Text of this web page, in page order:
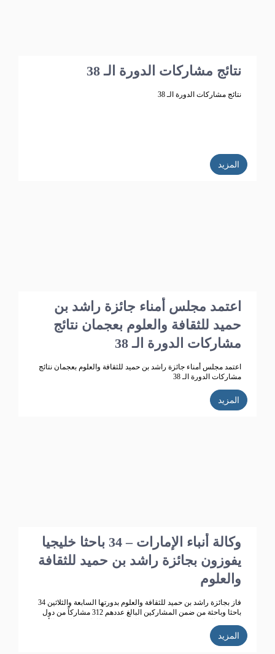
نتائج مشاركات الدورة الـ 38
نتائج مشاركات الدورة الـ 38
المزيد
اعتمد مجلس أمناء جائزة راشد بن
حميد للثقافة والعلوم بعجمان نتائج
مشاركات الدورة الـ 38
اعتمد مجلس أمناء جائزة راشد بن حميد للثقافة والعلوم بعجمان نتائج
مشاركات الدورة الـ 38
المزيد
وكالة أنباء الإمارات – 34 باحثا خليجيا
يفوزون بجائزة راشد بن حميد للثقافة
والعلوم
فاز بجائزة راشد بن حميد للثقافة والعلوم بدورتها السابعة والثلاثين 34
باحثا وباحثة من ضمن المشاركين البالغ عددهم 312 مشاركاً من دول
المزيد